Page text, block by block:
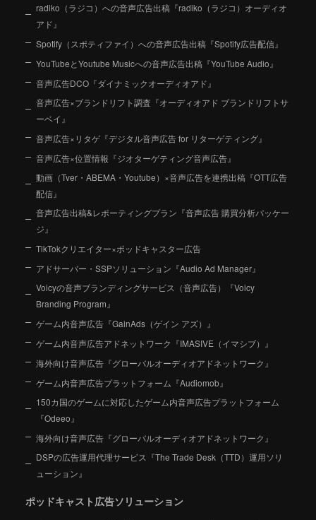
radiko（ラジコ）への音声広告出稿『radiko（ラジコ）オーディオ
アド』
Spotify（スポティファイ）への音声広告出稿『Spotify広告配信』
YouTubeとYoutube Musicへの音声広告出稿『YouTube Audio』
音声広告DCO『ダイナミックオーディオアド』
音声広告×ブランドリフト調査『オーディオアド ブランドリフトサ
ーベイ』
音声広告×リタゲ『デジタル音声広告 for リターゲティング』
音声広告×位置情報『ジオターゲティング音声広告』
動画（Tver・ABEMA・Youtube）×音声広告を連携出稿『OTT広告
配信』
音声広告出稿&レポーティングプラン『音声広告 購買分析パッケー
ジ』
TikTokクリエイター×ポッドキャスター広告
アドサーバー・SSPソリューション『Audio Ad Manager』
Voicyの音声ブランディングサービス（音声広告）『Voicy
Branding Program』
ゲーム内音声広告『GainAds（ゲイン アズ）』
ゲーム内音声広告アドネットワーク『IMASIVE（イマシブ）』
海外向け音声広告『グローバルオーディオアドネットワーク』
ゲーム内音声広告プラットフォーム『Audiomob』
150カ国のゲームに対応したゲーム内音声広告プラットフォーム
『Odeeo』
海外向け音声広告『グローバルオーディオアドネットワーク』
DSPの広告運用代理サービス『The Trade Desk（TTD）運用ソリ
ューション』
ポッドキャスト広告ソリューション